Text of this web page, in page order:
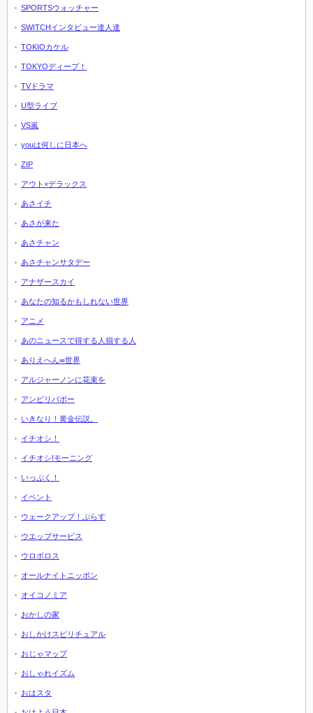
SPORTSウォッチャー
SWITCHインタビュー達人達
TOKIOカケル
TOKYOディープ！
TVドラマ
U型ライブ
VS嵐
youは何しに日本へ
ZIP
アウト×デラックス
あさイチ
あさが来た
あさチャン
あさチャンサタデー
アナザースカイ
あなたの知るかもしれない世界
アニメ
あのニュースで得する人損する人
ありえへん∞世界
アルジャーノンに花束を
アンビリバボー
いきなり！黄金伝説。
イチオシ！
イチオシ!モーニング
いっぷく！
イベント
ウェークアップ！ぷらす
ウエッブサービス
ウロボロス
オールナイトニッポン
オイコノミア
おかしの家
おしかけスピリチュアル
おじゃマップ
おしゃれイズム
おはスタ